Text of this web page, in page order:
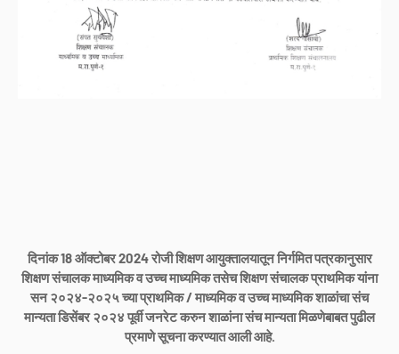
दिनांक 18 ऑक्टोबर 2024 रोजी शिक्षण आयुक्तालयातून निर्गमित पत्रकानुसार
शिक्षण संचालक माध्यमिक व उच्च माध्यमिक तसेच शिक्षण संचालक प्राथमिक यांना
सन २०२४-२०२५ च्या प्राथमिक / माध्यमिक व उच्च माध्यमिक शाळांचा संच
मान्यता डिसेंबर २०२४ पूर्वी जनरेट करुन शाळांना संच मान्यता मिळणेबाबत पुढील
प्रमाणे सूचना करण्यात आली आहे.